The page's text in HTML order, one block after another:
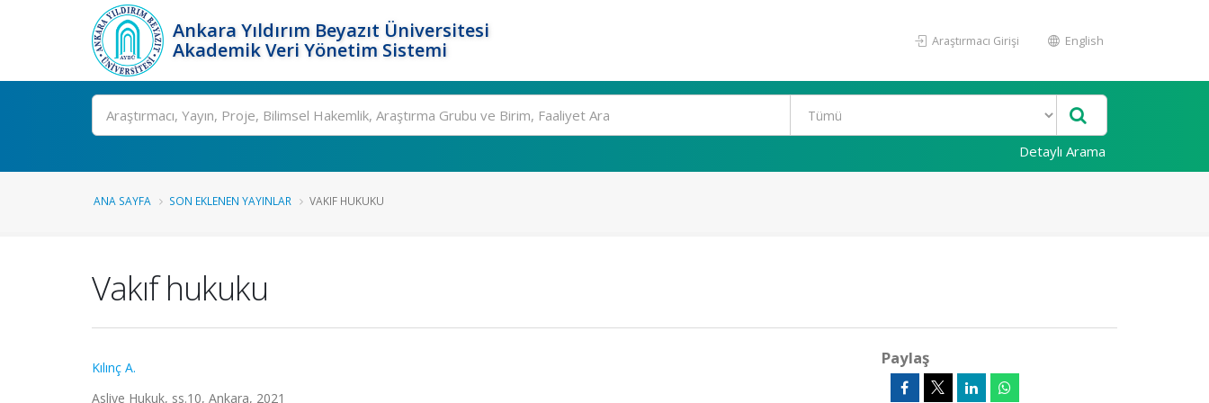
Ankara Yıldırım Beyazıt Üniversitesi
Akademik Veri Yönetim Sistemi
Araştırmacı Girişi English
Ara
Detaylı Arama
ANA SAYFA SON EKLENEN YAYINLAR VAKIF HUKUKU
Vakıf hukuku
Kılınç A.
Asliye Hukuk, ss.10, Ankara, 2021
Paylaş